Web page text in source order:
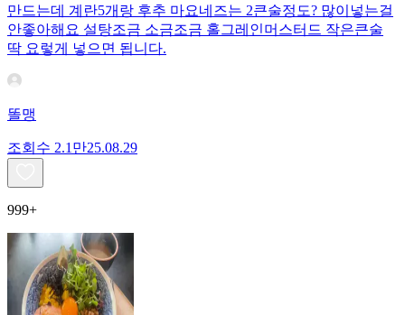
만드는데 계란5개랑 후추 마요네즈는 2큰술정도? 많이넣는걸
안좋아해요 설탕조금 소금조금 홀그레인머스터드 작은큰술
딱 요렇게 넣으면 됩니다.
똘맹
조회수 2.1만25.08.29
999+